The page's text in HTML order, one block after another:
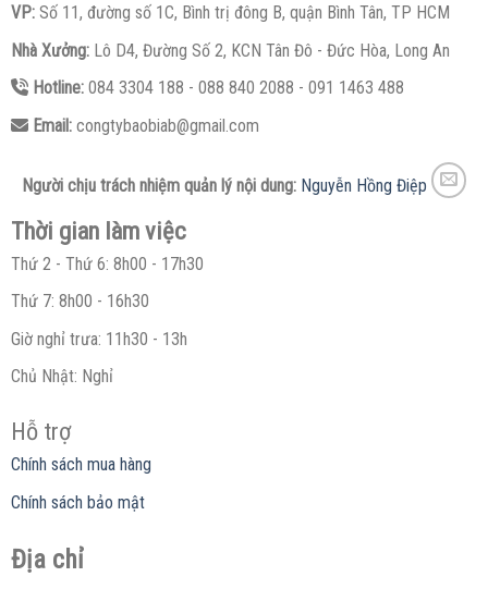
VP: Số 11, đường số 1C, Bình trị đông B, quận Bình Tân, TP HCM
Nhà Xưởng: Lô D4, Đường Số 2, KCN Tân Đô - Đức Hòa, Long An
Hotline:084 3304 188 - 088 840 2088 - 091 1463 488
Email:congtybaobiab@gmail.com
Người chịu trách nhiệm quản lý nội dung: Nguyễn Hồng Điệp
Thời gian làm việc
Thứ 2 - Thứ 6: 8h00 - 17h30
Thứ 7: 8h00 - 16h30
Giờ nghỉ trưa: 11h30 - 13h
Chủ Nhật: Nghỉ
Hỗ trợ
Chính sách mua hàng
Chính sách bảo mật
Địa chỉ